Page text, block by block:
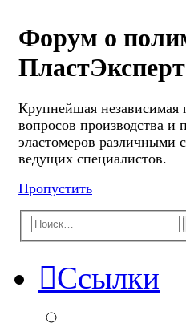
Форум о
ПластЭксперт
Крупнейшая независимая
вопросов производства и
эластомеров различными
ведущих специалистов.
Пропустить
Ссылки